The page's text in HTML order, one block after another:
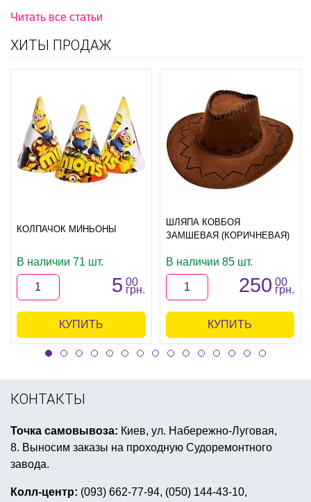
Читать все статьи
ХИТЫ ПРОДАЖ
КОЛПАЧОК МИНЬОНЫ
В наличии 71 шт.
5 00
грн.
КУПИТЬ
ШЛЯПА КОВБОЯ
ЗАМШЕВАЯ (КОРИЧНЕВАЯ)
В наличии 85 шт.
250 00
грн.
КУПИТЬ
КОНТАКТЫ
Точка самовывоза: Киев, ул. Набережно-Луговая,
8. Выносим заказы на проходную Судоремонтного
завода.
Колл-центр: (093) 662-77-94, (050) 144-43-10,